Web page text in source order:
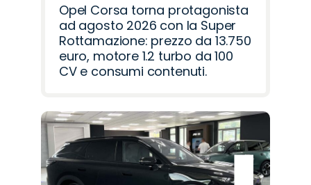
Opel Corsa torna protagonista
ad agosto 2026 con la Super
Rottamazione: prezzo da 13.750
euro, motore 1.2 turbo da 100
CV e consumi contenuti.